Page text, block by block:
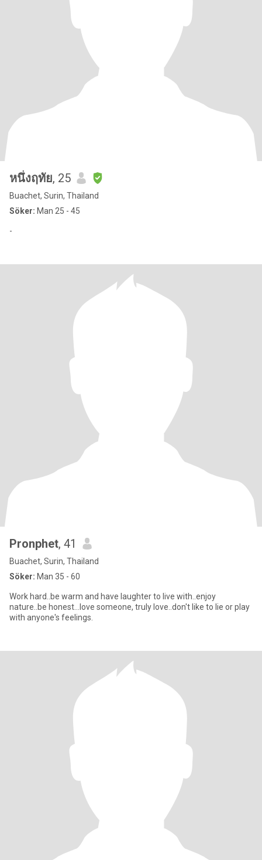
หนึ่งฤทัย, 25
Buachet, Surin, Thailand
Söker: Man 25 - 45
-
Pronphet, 41
Buachet, Surin, Thailand
Söker: Man 35 - 60
Work hard..be warm and have laughter to live with..enjoy
nature..be honest...love someone, truly love..don't like to lie or play
with anyone's feelings.